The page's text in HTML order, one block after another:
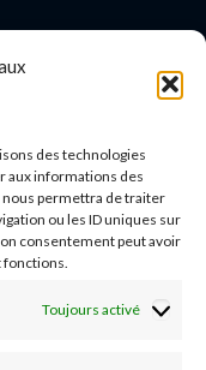
des technologies
aux informations des
nous permettra de traiter
ou les ID uniques sur
consentement peut avoir
fonctions.
Toujours activé